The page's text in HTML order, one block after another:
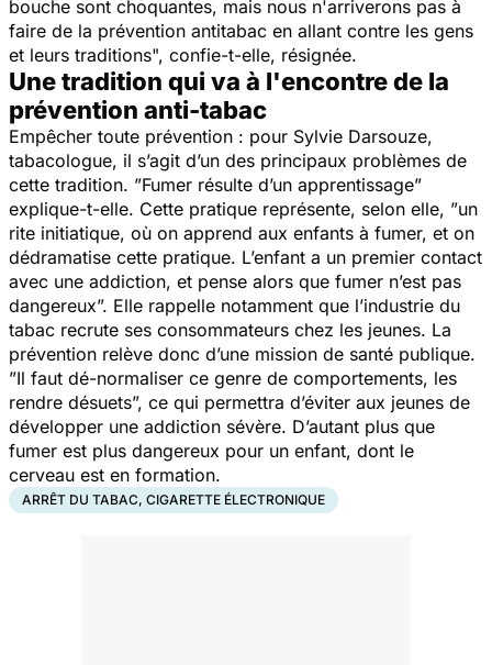
bouche sont choquantes, mais nous n'arriverons pas à
faire de la prévention antitabac en allant contre les gens
et leurs traditions", confie-t-elle, résignée.
Une tradition qui va à l'encontre de la
prévention anti-tabac
Empêcher toute prévention : pour Sylvie Darsouze,
tabacologue, il s’agit d’un des principaux problèmes de
cette tradition. ”Fumer résulte d’un apprentissage”
explique-t-elle. Cette pratique représente, selon elle, ”un
rite initiatique, où on apprend aux enfants à fumer, et on
dédramatise cette pratique. L’enfant a un premier contact
avec une addiction, et pense alors que fumer n’est pas
dangereux”. Elle rappelle notamment que l’industrie du
tabac recrute ses consommateurs chez les jeunes. La
prévention relève donc d’une mission de santé publique.
”Il faut dé-normaliser ce genre de comportements, les
rendre désuets”, ce qui permettra d’éviter aux jeunes de
développer une addiction sévère. D’autant plus que
fumer est plus dangereux pour un enfant, dont le
cerveau est en formation.
ARRÊT DU TABAC, CIGARETTE ÉLECTRONIQUE